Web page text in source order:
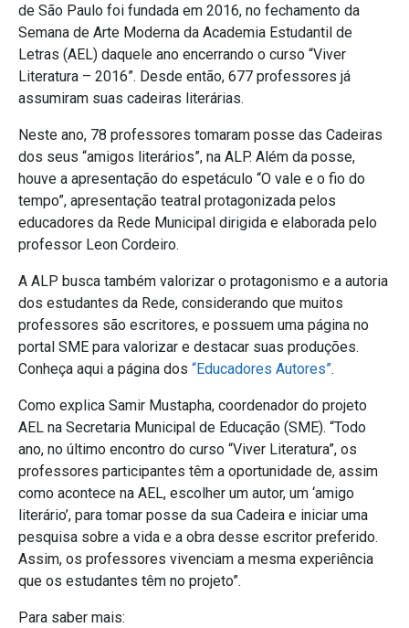
de São Paulo foi fundada em 2016, no fechamento da
Semana de Arte Moderna da Academia Estudantil de
Letras (AEL) daquele ano encerrando o curso “Viver
Literatura – 2016”. Desde então, 677 professores já
assumiram suas cadeiras literárias.
Neste ano, 78 professores tomaram posse das Cadeiras
dos seus “amigos literários”, na ALP. Além da posse,
houve a apresentação do espetáculo “O vale e o fio do
tempo”, apresentação teatral protagonizada pelos
educadores da Rede Municipal dirigida e elaborada pelo
professor Leon Cordeiro.
A ALP busca também valorizar o protagonismo e a autoria
dos estudantes da Rede, considerando que muitos
professores são escritores, e possuem uma página no
portal SME para valorizar e destacar suas produções.
Conheça aqui a página dos “Educadores Autores”.
Como explica Samir Mustapha, coordenador do projeto
AEL na Secretaria Municipal de Educação (SME). “Todo
ano, no último encontro do curso “Viver Literatura”, os
professores participantes têm a oportunidade de, assim
como acontece na AEL, escolher um autor, um ‘amigo
literário’, para tomar posse da sua Cadeira e iniciar uma
pesquisa sobre a vida e a obra desse escritor preferido.
Assim, os professores vivenciam a mesma experiência
que os estudantes têm no projeto”.
Para saber mais: